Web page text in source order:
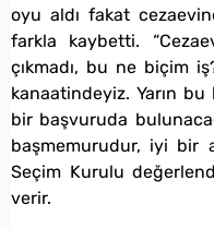
oyu aldı fakat
farkla kaybetti.
çıkmadı, bu ne biçim
kanaatindeyiz. Yarın bu
bir başvuruda
başmemurudur, iyi bir
Seçim Kurulu
verir.